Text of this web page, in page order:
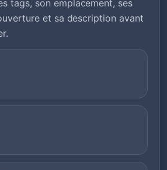
tags, son emplacement, ses
et sa description avant